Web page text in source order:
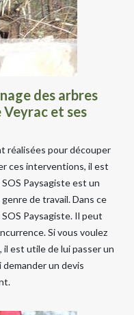
des arbres
Veyrac et ses
réalisées pour découper
ces interventions, il est
Paysagiste est un
de travail. Dans ce
Paysagiste. Il peut
Si vous voulez
est utile de lui passer un
demander un devis